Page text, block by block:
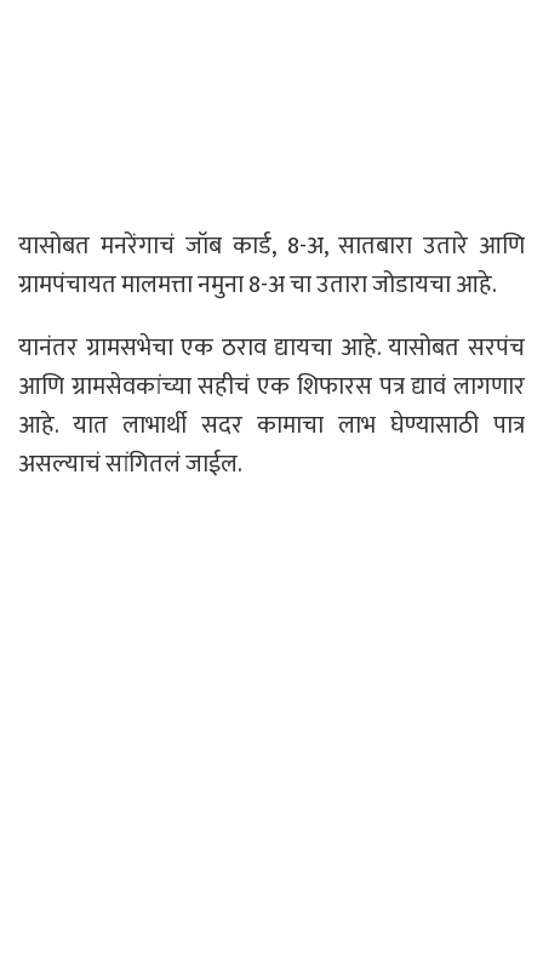
यासोबत मनरेंगाचं जॉब कार्ड, 8-अ, सातबारा उतारे आणि
ग्रामपंचायत मालमत्ता नमुना 8-अ चा उतारा जोडायचा आहे.
यानंतर ग्रामसभेचा एक ठराव द्यायचा आहे. यासोबत सरपंच
आणि ग्रामसेवकांच्या सहीचं एक शिफारस पत्र द्यावं लागणार
आहे. यात लाभार्थी सदर कामाचा लाभ घेण्यासाठी पात्र
असल्याचं सांगितलं जाईल.